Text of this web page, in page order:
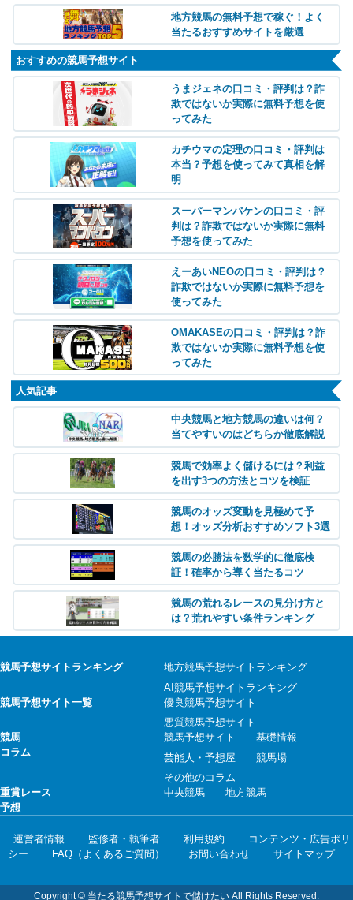
地方競馬の無料予想で稼ぐ！よく
当たるおすすめサイトを厳選
おすすめの競馬予想サイト
うまジェネの口コミ・評判は？詐
欺ではないか実際に無料予想を使
ってみた
カチウマの定理の口コミ・評判は
本当？予想を使ってみて真相を解
明
スーパーマンバケンの口コミ・評
判は？詐欺ではないか実際に無料
予想を使ってみた
えーあいNEOの口コミ・評判は？
詐欺ではないか実際に無料予想を
使ってみた
OMAKASEの口コミ・評判は？詐
欺ではないか実際に無料予想を使
ってみた
人気記事
中央競馬と地方競馬の違いは何？
当てやすいのはどちらか徹底解説
競馬で効率よく儲けるには？利益
を出す3つの方法とコツを検証
競馬のオッズ変動を見極めて予
想！オッズ分析おすすめソフト3選
競馬の必勝法を数学的に徹底検
証！確率から導く当たるコツ
競馬の荒れるレースの見分け方と
は？荒れやすい条件ランキング
競馬予想サイトランキング
地方競馬予想サイトランキング
AI競馬予想サイトランキング
競馬予想サイト一覧
優良競馬予想サイト
悪質競馬予想サイト
競馬
コラム
競馬予想サイト
基礎情報
芸能人・予想屋
競馬場
その他のコラム
重賞レース
予想
中央競馬 地方競馬
運営者情報 監修者・執筆者 利用規約
コンテンツ・広告ポリ
シー
FAQ（よくあるご質問） お問い合わせ サイトマップ
Copyright © 当たる競馬予想サイトで儲けたい All Rights Reserved.